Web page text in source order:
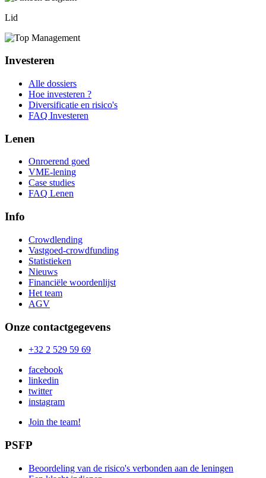
Lid
Investeren
Alle dossiers
Hoe investeren ?
Diversificatie en risico's
FAQ Investeren
Lenen
Onroerend goed
VME-lening
Case studies
FAQ Lenen
Info
Crowdlending
Vastgoed-crowdfunding
Statistieken
Nieuws
Financiële woordenlijst
Het team
AGV
Onze contactgegevens
+32 2 529 59 69
facebook
linkedin
twitter
instagram
Join the team!
PSFP
Beoordeling van de risico's verbonden aan de leningen